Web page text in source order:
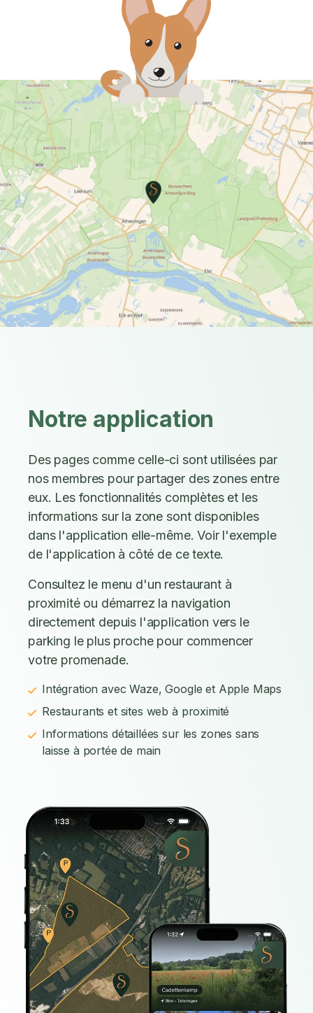
Notre application
Des pages comme celle-ci sont utilisées par
nos membres pour partager des zones entre
eux. Les fonctionnalités complètes et les
informations sur la zone sont disponibles
dans l'application elle-même. Voir l'exemple
de l'application à côté de ce texte.
Consultez le menu d'un restaurant à
proximité ou démarrez la navigation
directement depuis l'application vers le
parking le plus proche pour commencer
votre promenade.
Intégration avec Waze, Google et Apple Maps
Restaurants et sites web à proximité
Informations détaillées sur les zones sans
laisse à portée de main